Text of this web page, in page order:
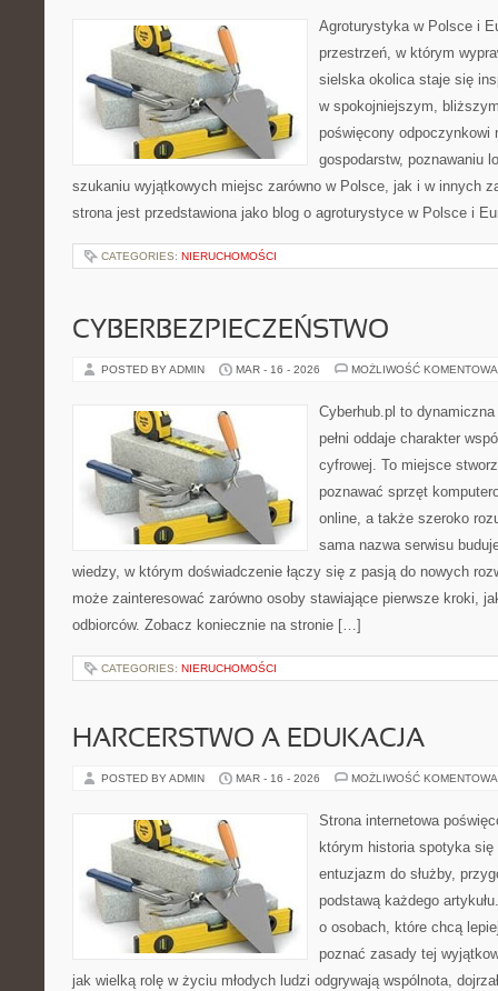
Agroturystyka w Polsce i
przestrzeń, w którym
sielska okolica staje się
w spokojniejszym,
poświęcony odpoczynkowi
gospodarstw, poznawaniu
szukaniu wyjątkowych miejsc zarówno w Polsce, jak i w innych
strona jest przedstawiona jako blog o agroturystyce w Polsce i
CATEGORIES: NIERUCHOMOŚCI
CYBERBEZPIECZEŃSTWO
POSTED BY ADMIN MAR - 16 - 2026 MOŻLIWOŚĆ
Cyberhub.pl to
pełni oddaje charakter
cyfrowej. To miejsce
poznawać sprzęt
online, a także szeroko
sama nazwa serwisu
wiedzy, w którym doświadczenie łączy się z pasją do nowych
może zainteresować zarówno osoby stawiające pierwsze kroki,
odbiorców. Zobacz koniecznie na stronie […]
CATEGORIES: NIERUCHOMOŚCI
HARCERSTWO A EDUKACJA
POSTED BY ADMIN MAR - 16 - 2026 MOŻLIWOŚĆ
Strona internetowa
którym historia spotyka
entuzjazm do służby,
podstawą każdego
o osobach, które chcą
poznać zasady tej
jak wielką rolę w życiu młodych ludzi odgrywają wspólnota,